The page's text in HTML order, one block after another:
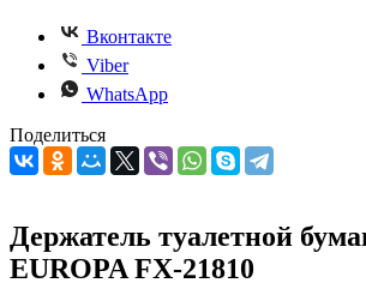
Вконтакте
Viber
WhatsApp
Поделиться
Держатель туалетной
EUROPA FX-21810